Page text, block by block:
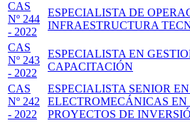
CAS
Nº 244
- 2022
ESPECIALISTA DE
INFRAESTRUCTURA
CAS
Nº 243
- 2022
ESPECIALISTA EN
CAPACITACIÓN
CAS
Nº 242
- 2022
ESPECIALISTA SENIOR
ELECTROMECÁNICAS EN
PROYECTOS DE